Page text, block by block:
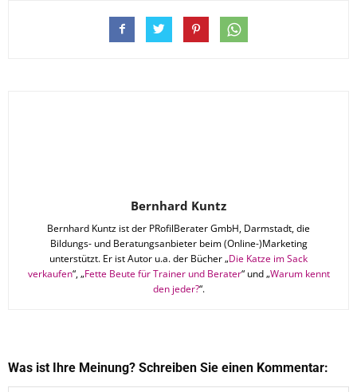
Bernhard Kuntz
Bernhard Kuntz ist der PRofilBerater GmbH, Darmstadt, die
Bildungs- und Beratungsanbieter beim (Online-)Marketing
unterstützt. Er ist Autor u.a. der Bücher „Die Katze im Sack
verkaufen“, „Fette Beute für Trainer und Berater“ und „Warum kennt
den jeder?“.
Was ist Ihre Meinung? Schreiben Sie einen Kommentar: